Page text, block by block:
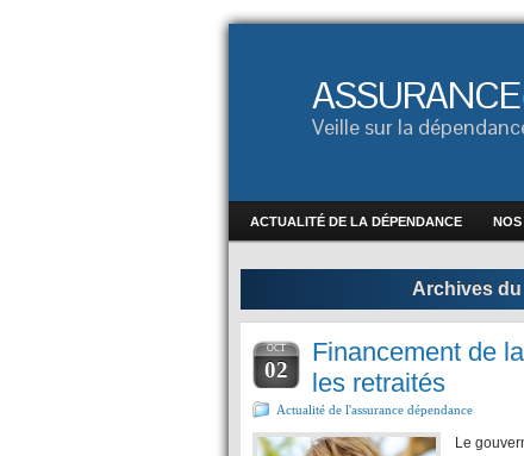
ASSURANCE
Veille sur la
ACTUALITÉ DE LA DÉPENDANCE NOS
Archives du
OCT
02
Financement de
les retraités
Actualité de l'assurance dépendance
Le